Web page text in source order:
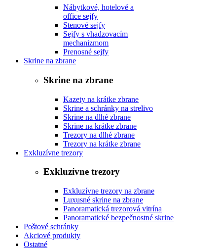
Nábytkové, hotelové a
office sejfy
Stenové sejfy
Sejfy s vhadzovacím
mechanizmom
Prenosné sejfy
Skrine na zbrane
Skrine na zbrane
Kazety na krátke zbrane
Skrine a schránky na strelivo
Skrine na dlhé zbrane
Skrine na krátke zbrane
Trezory na dlhé zbrane
Trezory na krátke zbrane
Exkluzívne trezory
Exkluzívne trezory
Exkluzívne trezory na zbrane
Luxusné skrine na zbrane
Panoramatická trezorová vitrína
Panoramatické bezpečnostné skrine
Poštové schránky
Akciové produkty
Ostatné